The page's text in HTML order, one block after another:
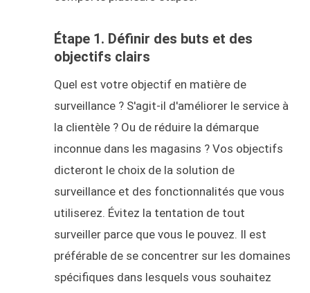
Étape 1. Définir des buts et des
objectifs clairs
Quel est votre objectif en matière de
surveillance ? S'agit-il d'améliorer le service à
la clientèle ? Ou de réduire la démarque
inconnue dans les magasins ? Vos objectifs
dicteront le choix de la solution de
surveillance et des fonctionnalités que vous
utiliserez. Évitez la tentation de tout
surveiller parce que vous le pouvez. Il est
préférable de se concentrer sur les domaines
spécifiques dans lesquels vous souhaitez